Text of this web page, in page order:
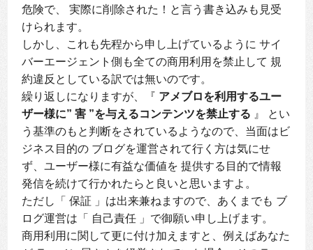
危険で、 実際に削除された！と言う書き込みも見受
けられます。
しかし、これも先程から申し上げているように サイ
バーエージェント側も全ての商用利用を禁止して 規
約違反としている訳では無いのです。
繰り返しになりますが、『 アメブロを利用するユー
ザー様に” 害 ”を与えるコンテンツを禁止する 』 とい
う基準のもと判断をされているようなので、当面はビ
ジネス目的の ブログを運営されて行く方は気にせ
ず、ユーザー様に有益な価値を 提供する目的で情報
発信を続けて行かれたらと良いと思いますよ。
ただし「 保証 」は出来兼ねますので、あくまでも ブ
ログ運営は「 自己責任 」で御願い申し上げます。
商用利用に関して更に付け加えますと、例えばあなた